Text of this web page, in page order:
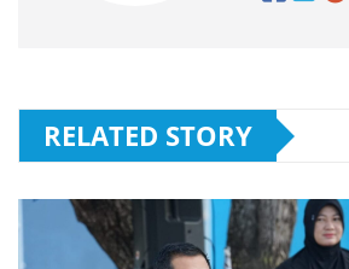
RELATED STORY